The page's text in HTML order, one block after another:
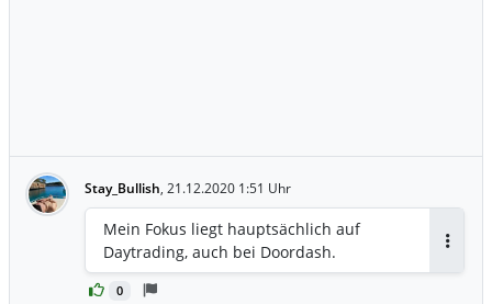
Stay_Bullish, 21.12.2020 1:51 Uhr
0
Mein Fokus liegt hauptsächlich auf
Daytrading, auch bei Doordash.